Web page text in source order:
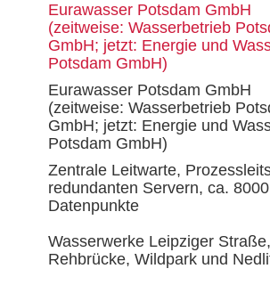
Eurawasser Potsdam GmbH
(zeitweise: Wasserbetrieb
GmbH; jetzt: Energie und
Potsdam GmbH)
Eurawasser Potsdam GmbH
(zeitweise: Wasserbetrieb
GmbH; jetzt: Energie und
Potsdam GmbH)
Zentrale Leitwarte,
redundanten Servern, ca. 8000
Datenpunkte
Wasserwerke Leipziger Straße,
Rehbrücke, Wildpark und